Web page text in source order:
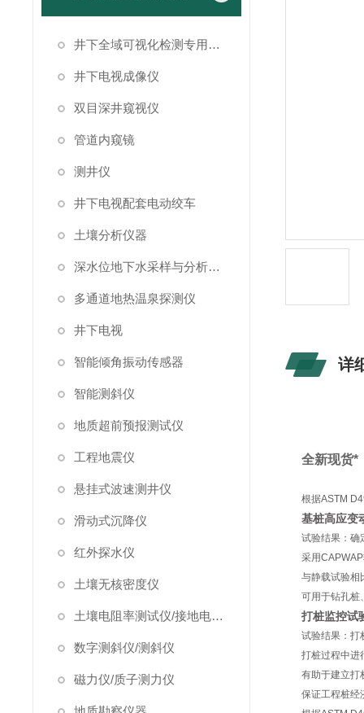
井下全域可视化检测专用成像设备
井下电视成像仪
双目深井窥视仪
管道内窥镜
测井仪
井下电视配套电动绞车
土壤分析仪器
深水位地下水采样与分析系统
多通道地热温泉探测仪
井下电视
智能倾角振动传感器
智能测斜仪
地质超前预报测试仪
工程地震仪
悬挂式波速测井仪
滑动式沉降仪
红外探水仪
土壤无核密度仪
土壤电阻率测试仪/接地电阻测试仪
数字测斜仪/测斜仪
磁力仪/质子测力仪
详
全新现货*
根据ASTM
基桩高应变
试验结果：确
采用
与静载试验相
可用于钻孔桩
打桩监控试
试验结果：打
打桩过程中进
有助于建立打
保证工程桩经